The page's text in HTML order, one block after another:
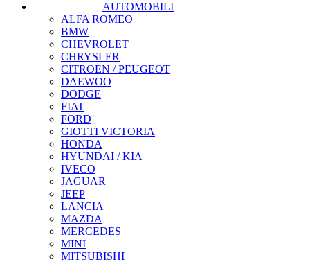
AUTOMOBILI
ALFA ROMEO
BMW
CHEVROLET
CHRYSLER
CITROEN / PEUGEOT
DAEWOO
DODGE
FIAT
FORD
GIOTTI VICTORIA
HONDA
HYUNDAI / KIA
IVECO
JAGUAR
JEEP
LANCIA
MAZDA
MERCEDES
MINI
MITSUBISHI